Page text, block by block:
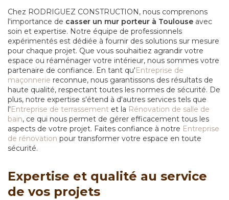
Chez RODRIGUEZ CONSTRUCTION, nous comprenons
l'importance de casser un mur porteur à Toulouse avec
soin et expertise. Notre équipe de professionnels
expérimentés est dédiée à fournir des solutions sur mesure
pour chaque projet. Que vous souhaitiez agrandir votre
espace ou réaménager votre intérieur, nous sommes votre
partenaire de confiance. En tant qu'Entreprise de
maçonnerie reconnue, nous garantissons des résultats de
haute qualité, respectant toutes les normes de sécurité. De
plus, notre expertise s'étend à d'autres services tels que
l'Entreprise de terrassement et la Rénovation de salle de
bain, ce qui nous permet de gérer efficacement tous les
aspects de votre projet. Faites confiance à notre Entreprise
de rénovation pour transformer votre espace en toute
sécurité.
Expertise et qualité au service
de vos projets